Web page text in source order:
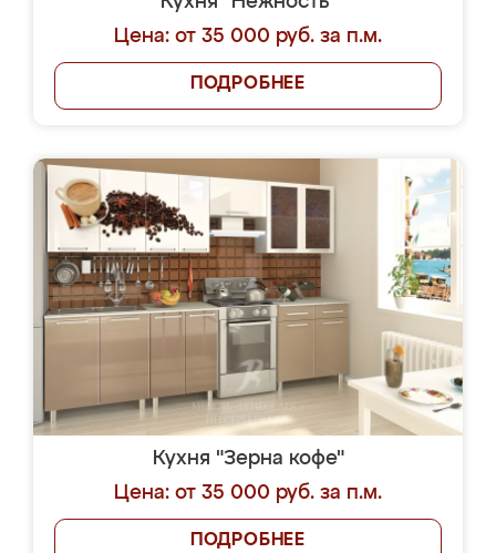
Цена: от 35 000 руб. за п.м.
ПОДРОБНЕЕ
Кухня "Зерна кофе"
Цена: от 35 000 руб. за п.м.
ПОДРОБНЕЕ